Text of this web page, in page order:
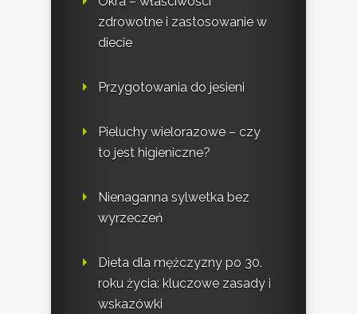
zdrowotne i zastosowanie w
diecie
Przygotowania do jesieni
Pieluchy wielorazowe – czy
to jest higieniczne?
Nienaganna sylwetka bez
wyrzeczeń
Dieta dla mężczyzny po 30.
roku życia: kluczowe zasady i
wskazówki